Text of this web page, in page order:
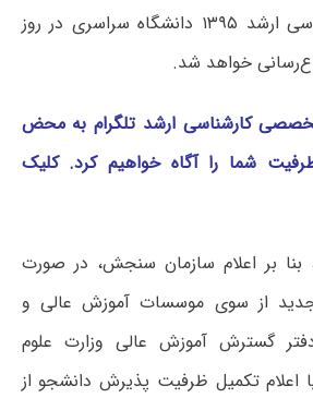
تکمیل ظرفیت کارشناسی ارشد ۱۳۹۵ دانشگاه سراسری در روز
کارشناسی ارشد تلگرام به محض
ظرفیت شما را آگاه خواهیم کرد. کلیک
بر اعلام سازمان سنجش، در صورت
از سوی موسسات آموزش عالی و
گسترش آموزش عالی وزارت علوم
اعلام تکمیل ظرفیت پذیرش دانشجو از